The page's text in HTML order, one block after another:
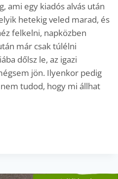
ami egy kiadós alvás után
hetekig veled marad, és
felkelni, napközben
már csak túlélni
dőlsz le, az igazi
jön. Ilyenkor pedig
tudod, hogy mi állhat